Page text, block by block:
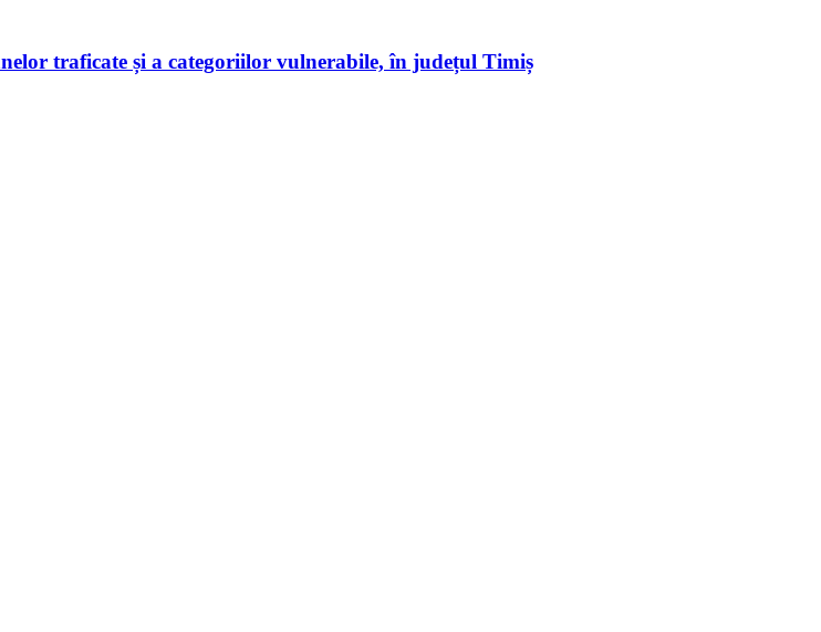
traficate și a categoriilor vulnerabile, în județul Timiș